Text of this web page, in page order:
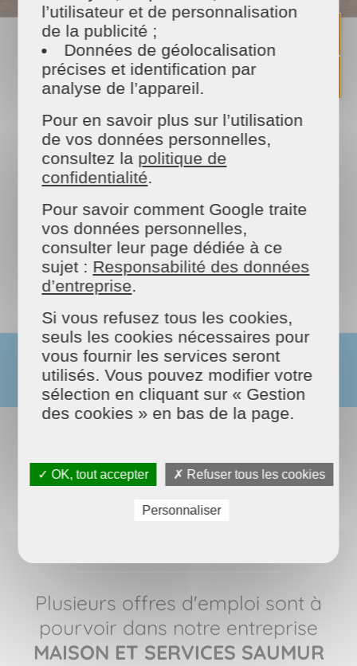
NOS PRESTATIONS
Ménage
régulier
Plusieurs offres d'emploi sont à
pourvoir dans notre entreprise
MAISON ET SERVICES SAUMUR
l’utilisateur et de personnalisation
de la publicité ;
Données de géolocalisation
précises et identification par
analyse de l’appareil.
Pour en savoir plus sur l’utilisation
de vos données personnelles,
consultez la politique de
confidentialité
Pour savoir comment Google traite
vos données personnelles,
consulter leur page dédiée à ce
sujet : Responsabilité des données
d’entreprise
Si vous refusez tous les cookies,
seuls les cookies nécessaires pour
vous fournir les services seront
utilisés. Vous pouvez modifier votre
sélection en cliquant sur « Gestion
des cookies » en bas de la page.
✓ OK, tout accepter ✗ Refuser tous les cookies
Personnaliser